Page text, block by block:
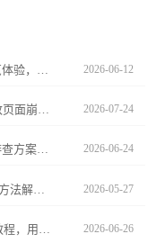
2026-06-12
OPPO浏览器浏览网页时因JS脚本错误导致页面崩溃或功能失效？本文解析浏览器内置JS引擎执行策略，分享强制启用兼容性模式及拦截冲突脚本的专业调试方案。 2026-07-24
Chrome浏览器网页视频播放延迟可通过排查方案进行优化，用户可发现并解决影响播放流畅度的问题，提升视频观看体验，实现流畅、高质量的视频播放环境。 2026-06-24
谷歌浏览器下载安装过程简洁高效，实操方法解析让用户轻松完成配置，结合应用技巧确保日常使用更加流畅便捷。 2026-05-27
2026-06-26